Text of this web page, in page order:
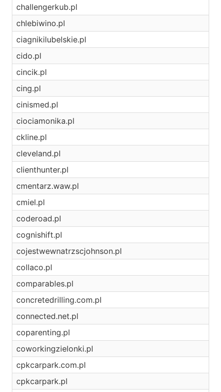
challengerkub.pl
chlebiwino.pl
ciagnikilubelskie.pl
cido.pl
cincik.pl
cing.pl
cinismed.pl
ciociamonika.pl
ckline.pl
cleveland.pl
clienthunter.pl
cmentarz.waw.pl
cmiel.pl
coderoad.pl
cognishift.pl
cojestwewnatrzscjohnson.pl
collaco.pl
comparables.pl
concretedrilling.com.pl
connected.net.pl
coparenting.pl
coworkingzielonki.pl
cpkcarpark.com.pl
cpkcarpark.pl